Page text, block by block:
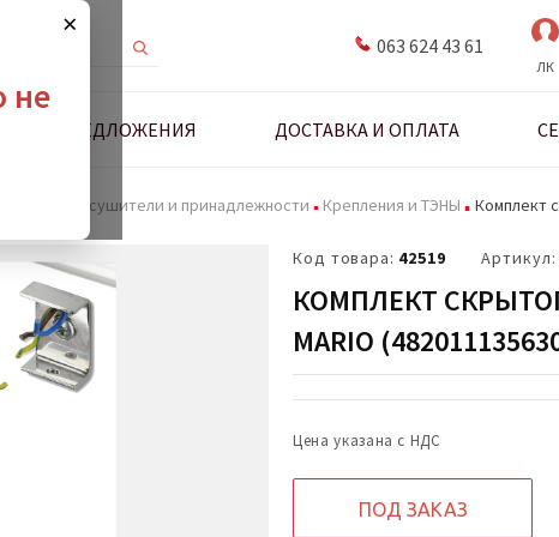
×
не
063 624 43 61
ЛК
ПРЕДЛОЖЕНИЯ ДОСТАВКА И ОПЛАТА
Полотенцесушители и принадлежности Крепления и ТЭНЫ Комплект
Код товара: 42519 Артикул:
КОМПЛЕКТ
MARIO
Цена указана с НДС
ПОД ЗАКАЗ